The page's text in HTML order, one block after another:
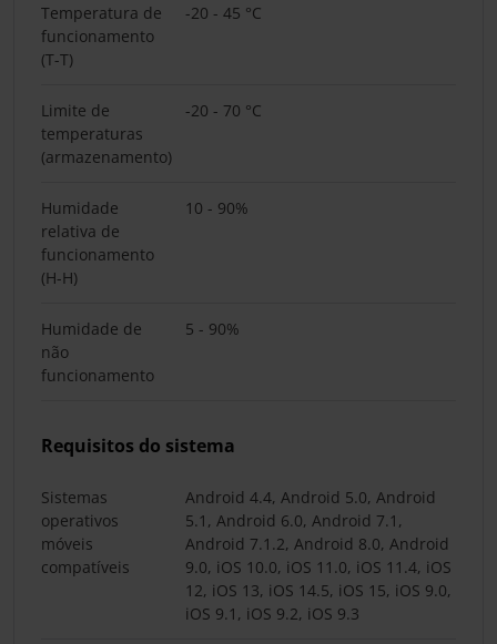
Temperatura de
funcionamento
(T-T)
-20 - 45 °C
Limite de
temperaturas
(armazenamento)
-20 - 70 °C
Humidade
relativa de
funcionamento
(H-H)
10 - 90%
Humidade de
não
funcionamento
5 - 90%
Requisitos do sistema
Sistemas
operativos
móveis
compatíveis
Android 4.4, Android 5.0, Android
5.1, Android 6.0, Android 7.1,
Android 7.1.2, Android 8.0, Android
9.0, iOS 10.0, iOS 11.0, iOS 11.4, iOS
12, iOS 13, iOS 14.5, iOS 15, iOS 9.0,
iOS 9.1, iOS 9.2, iOS 9.3